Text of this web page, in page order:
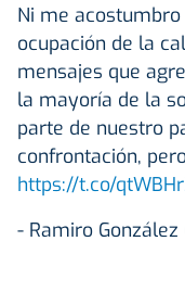
Ni me
ocupación de la
mensajes que
la mayoría de la
parte de nuestro
confrontación,
https://t.co/
- Ramiro